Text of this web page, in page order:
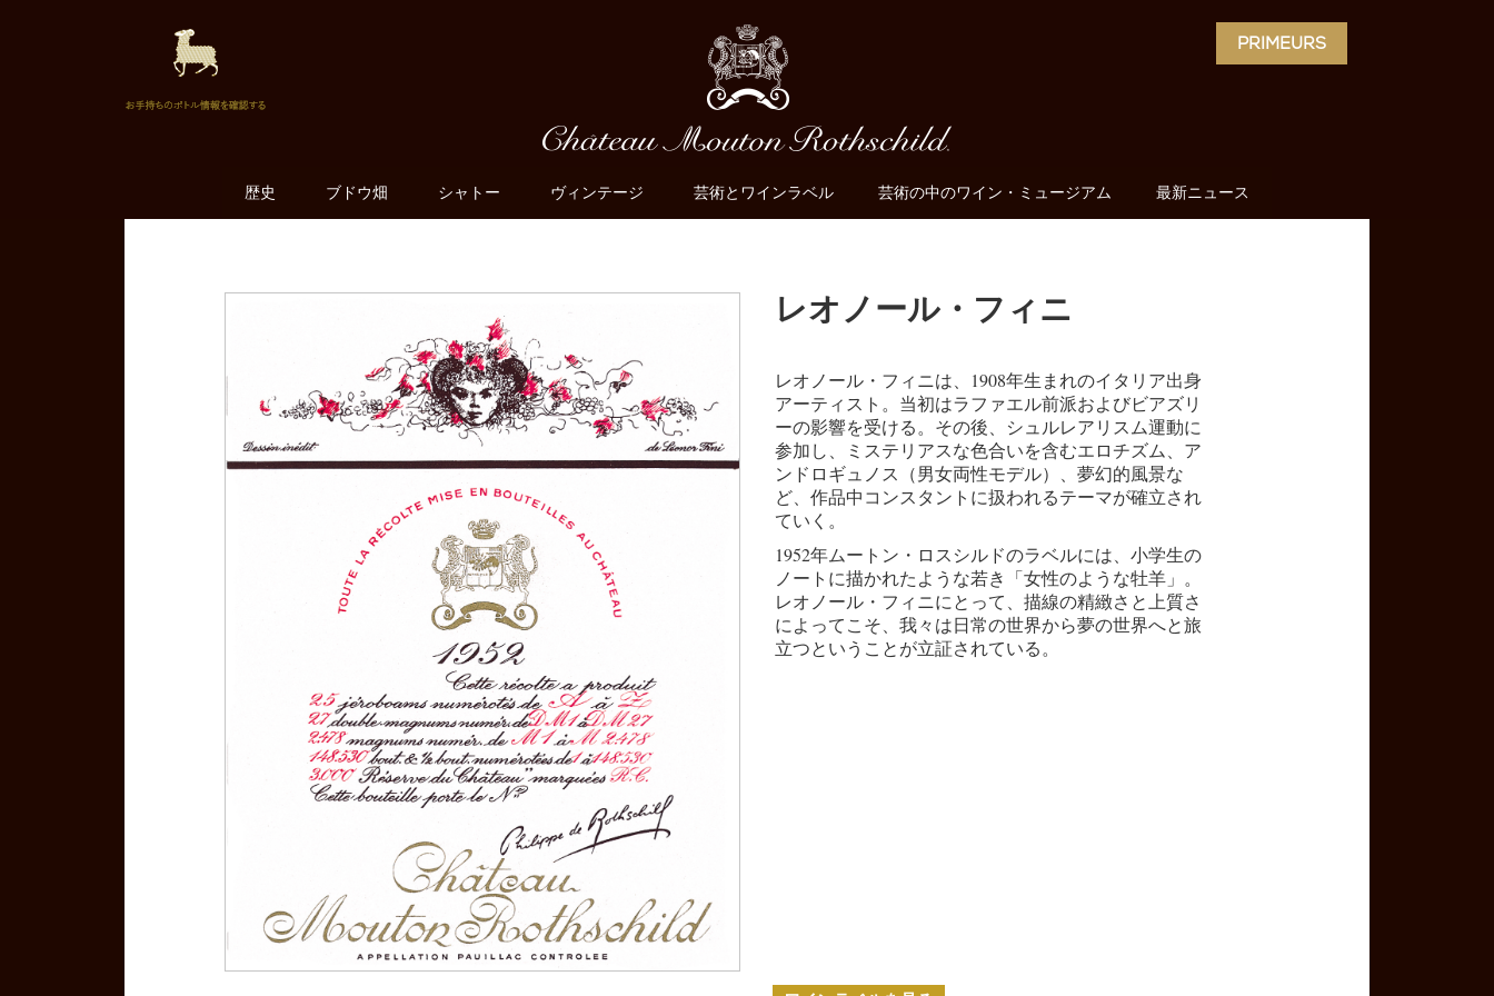
PRIMEURS
歴史 ブドウ畑 シャトー ヴィンテージ 芸術とワインラベル 芸術の中のワイン・ミュージアム 最新ニュース
レオノール・フィニ
レオノール・フィニは、1908年生まれのイタリア出身
アーティスト。当初はラファエル前派およびビアズリ
ーの影響を受ける。その後、シュルレアリスム運動に
参加し、ミステリアスな色合いを含むエロチズム、ア
ンドロギュノス（男女両性モデル）、夢幻的風景な
ど、作品中コンスタントに扱われるテーマが確立され
ていく。
1952年ムートン・ロスシルドのラベルには、小学生の
ノートに描かれたような若き「女性のような牡羊」。
レオノール・フィニにとって、描線の精緻さと上質さ
によってこそ、我々は日常の世界から夢の世界へと旅
立つということが立証されている。